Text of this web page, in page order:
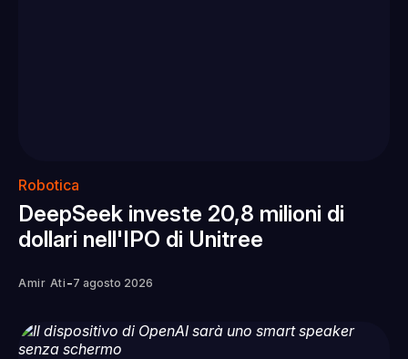
Robotica
DeepSeek investe 20,8 milioni di
dollari nell'IPO di Unitree
Amir Ati -7 agosto 2026